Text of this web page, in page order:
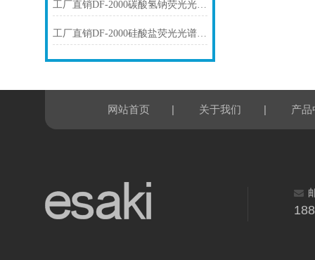
工厂直销DF-2000碳酸氢钠荧光光谱仪技术参数
工厂直销DF-2000硅酸盐荧光光谱仪技术参数
网站首页 | 关于我们 | 产品